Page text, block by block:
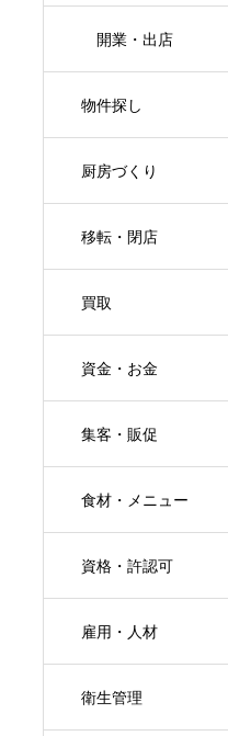
開業・出店
物件探し
厨房づくり
移転・閉店
買取
資金・お金
集客・販促
食材・メニュー
資格・許認可
雇用・人材
衛生管理